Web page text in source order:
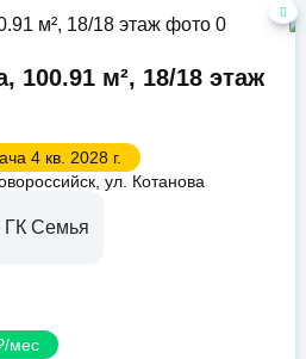
100.91 м², 18/18 этаж
4 кв. 2028 г.
ул. Котанова
ГК Семья
мес